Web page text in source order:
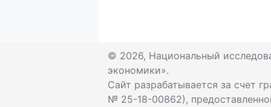
© 2026, Национальный
экономики».
Сайт разрабатывается за счет
№ 25-18-00862),